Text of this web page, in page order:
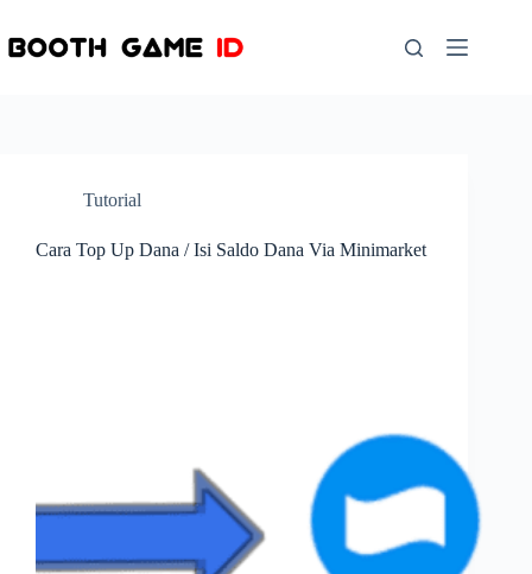
content
Tutorial
Cara Top Up Dana / Isi Saldo Dana Via Minimarket